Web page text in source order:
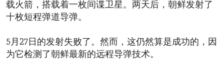
载火箭，搭载着一枚间谍卫星。两天后，朝鲜发射了
十枚短程弹道导弹。
5月27日的发射失败了。然而，这仍然算是成功的，因
为它检测了朝鲜最新的远程导弹技术。